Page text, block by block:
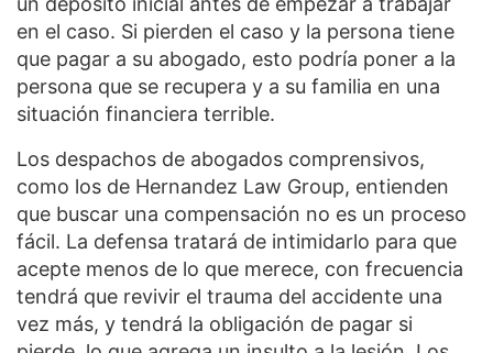
en el caso. Si pierden el caso y la persona tiene
que pagar a su abogado, esto podría poner a la
persona que se recupera y a su familia en una
situación financiera terrible.
Los despachos de abogados comprensivos,
como los de Hernandez Law Group, entienden
que buscar una compensación no es un proceso
fácil. La defensa tratará de intimidarlo para que
acepte menos de lo que merece, con frecuencia
tendrá que revivir el trauma del accidente una
vez más, y tendrá la obligación de pagar si